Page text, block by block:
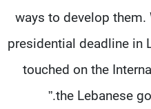
ways to develop them.
presidential deadline in
touched on the
the Lebanese